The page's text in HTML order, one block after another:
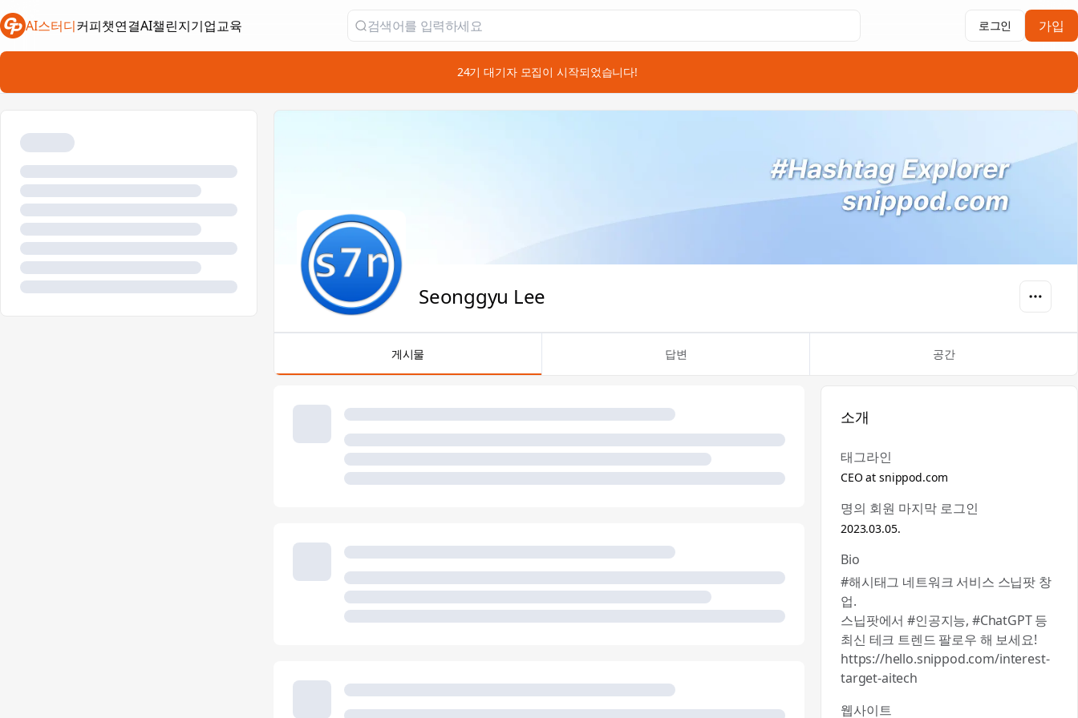
AI스터디커피챗연결
새 탭에서 열림AI챌린지
새 탭에서 열림
기업교육
새 탭에서 열림 가입
로그인
📣 24기 대기자 모집이 시작되었습니다!
Seonggyu Lee
게시물 답변 공간
소개
태그라인
CEO at snippod.com
명의 회원 마지막 로그인
2023.03.05.
Bio
#해시태그 네트워크 서비스 스닙팟 창
업.
스닙팟에서 #인공지능, #ChatGPT 등
최신 테크 트렌드 팔로우 해 보세요! 😘
https://hello.snippod.com/interest-
target-aitech
웹사이트